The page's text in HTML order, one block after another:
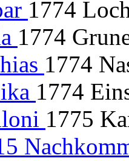
1774
1774
1774
1774
1775